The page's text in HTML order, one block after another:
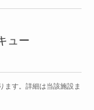
ュー
ます。詳細は当該施設ま